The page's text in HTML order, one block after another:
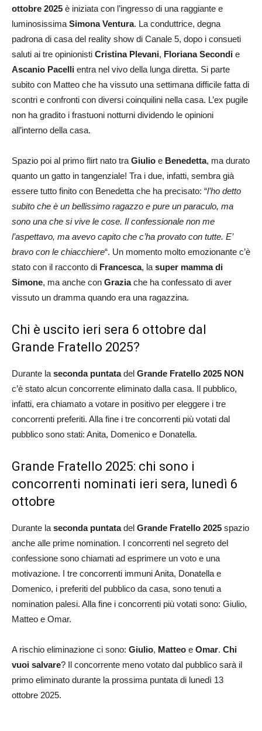
ottobre 2025 è iniziata con l’ingresso di una raggiante e
luminosissima Simona Ventura. La conduttrice, degna
padrona di casa del reality show di Canale 5, dopo i consueti
saluti ai tre opinionisti Cristina Plevani, Floriana Secondi e
Ascanio Pacelli entra nel vivo della lunga diretta. Si parte
subito con Matteo che ha vissuto una settimana difficile fatta di
scontri e confronti con diversi coinquilini nella casa. L’ex pugile
non ha gradito i frastuoni notturni dividendo le opinioni
all’interno della casa.
Spazio poi al primo flirt nato tra Giulio e Benedetta, ma durato
quanto un gatto in tangenziale! Tra i due, infatti, sembra già
essere tutto finito con Benedetta che ha precisato: “l’ho detto
subito che è un bellissimo ragazzo e pure un paraculo, ma
sono una che si vive le cose. Il confessionale non me
l’aspettavo, ma avevo capito che c’ha provato con tutte. E’
bravo con le chiacchiere“. Un momento molto emozionante c’è
stato con il racconto di Francesca, la super mamma di
Simone, ma anche con Graziache ha confessato di aver
vissuto un dramma quando era una ragazzina.
Chi è uscito ieri sera 6 ottobre dal
Grande Fratello 2025?
Durante la seconda puntatadel Grande Fratello 2025 NON
c’è stato alcun concorrente eliminato dalla casa. Il pubblico,
infatti, era chiamato a votare in positivo per eleggere i tre
concorrenti preferiti. Alla fine i tre concorrenti più votati dal
pubblico sono stati: Anita, Domenico e Donatella.
Grande Fratello 2025: chi sono i
concorrenti nominati ieri sera, lunedì 6
ottobre
Durante la seconda puntatadel Grande Fratello 2025 spazio
anche alle prime nomination. I concorrenti nel segreto del
confessione sono chiamati ad esprimere un voto e una
motivazione. I tre concorrenti immuni Anita, Donatella e
Domenico, i preferiti del pubblico da casa, sono tenuti a
nomination palesi. Alla fine i concorrenti più votati sono: Giulio,
Matteo e Omar.
A rischio eliminazione ci sono: Giulio, Matteo e Omar. Chi
vuoi salvare? Il concorrente meno votato dal pubblico sarà il
primo eliminato durante la prossima puntata di lunedì 13
ottobre 2025.